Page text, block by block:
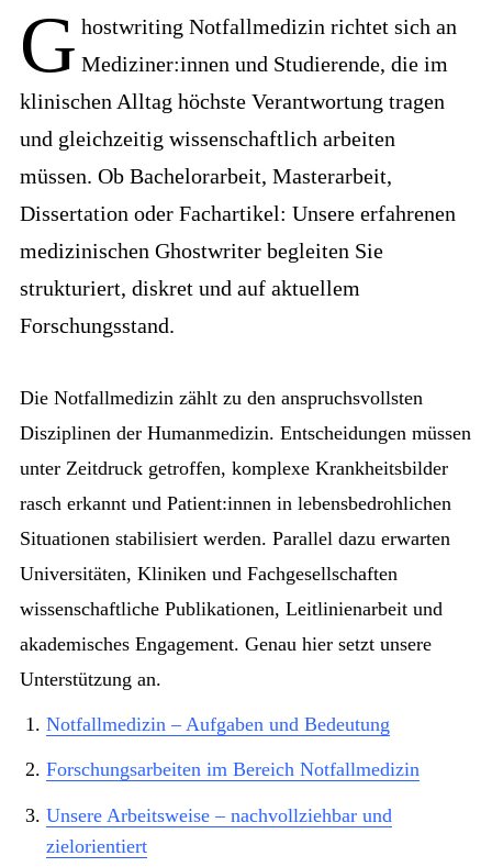
G hostwriting Notfallmedizin richtet sich an
Mediziner:innen und Studierende, die im
klinischen Alltag höchste Verantwortung tragen
und gleichzeitig wissenschaftlich arbeiten
müssen. Ob Bachelorarbeit, Masterarbeit,
Dissertation oder Fachartikel: Unsere erfahrenen
medizinischen Ghostwriter begleiten Sie
strukturiert, diskret und auf aktuellem
Forschungsstand.
Die Notfallmedizin zählt zu den anspruchsvollsten
Disziplinen der Humanmedizin. Entscheidungen müssen
unter Zeitdruck getroffen, komplexe Krankheitsbilder
rasch erkannt und Patient:innen in lebensbedrohlichen
Situationen stabilisiert werden. Parallel dazu erwarten
Universitäten, Kliniken und Fachgesellschaften
wissenschaftliche Publikationen, Leitlinienarbeit und
akademisches Engagement. Genau hier setzt unsere
Unterstützung an.
Notfallmedizin – Aufgaben und Bedeutung
Forschungsarbeiten im Bereich Notfallmedizin
Unsere Arbeitsweise – nachvollziehbar und
zielorientiert